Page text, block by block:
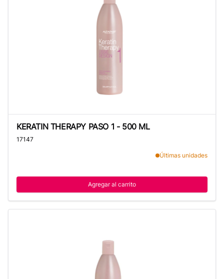
KERATIN THERAPY PASO 1 - 500 ML
17147
Últimas unidades
Agregar al carrito